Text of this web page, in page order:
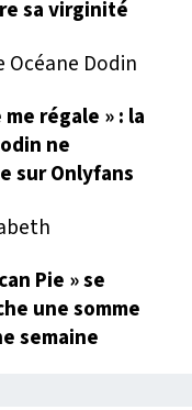
sa virginité
régale » : la
ne
sur Onlyfans
Pie » se
une somme
semaine